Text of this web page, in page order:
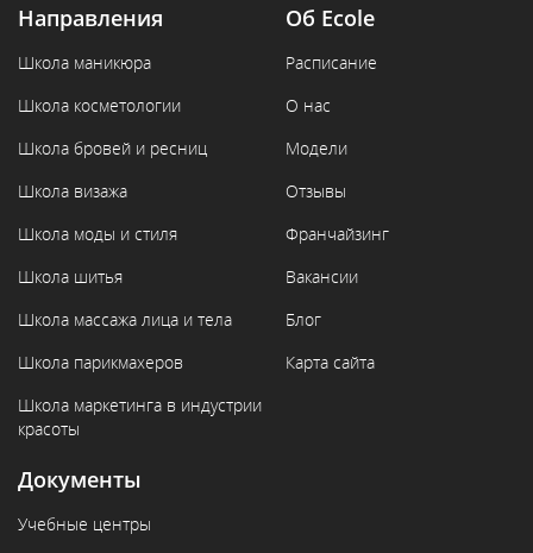
Направления
Школа маникюра
Школа косметологии
Школа бровей и ресниц
Школа визажа
Школа моды и стиля
Школа шитья
Школа массажа лица и тела
Школа парикмахеров
Школа маркетинга в индустрии
красоты
Об Ecole
Расписание
О нас
Модели
Отзывы
Франчайзинг
Вакансии
Блог
Карта сайта
Документы
Учебные центры